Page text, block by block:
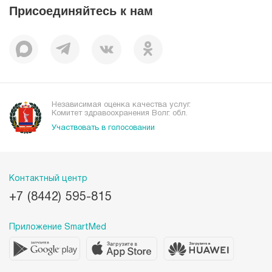
Пациентам
Присоединяйтесь к нам
Независимая оценка качества услуг.
Комитет здравоохранения Волг. обл.
Участвовать в голосовании
Контактный центр
+7 (8442) 595-815
Приложение SmartMed